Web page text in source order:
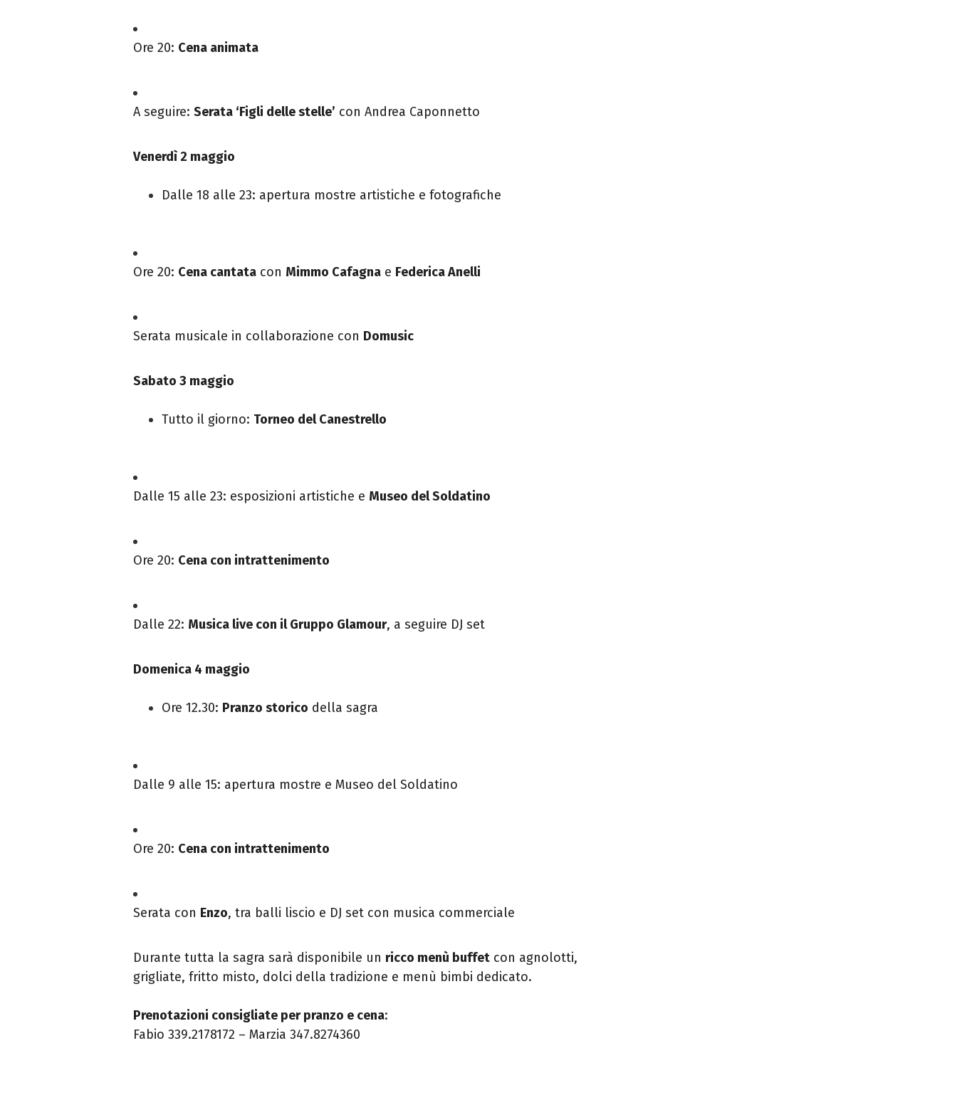
Ore 20: Cena animata
A seguire: Serata ‘Figli delle stelle’ con Andrea Caponnetto
Venerdì 2 maggio
Dalle 18 alle 23: apertura mostre artistiche e fotografiche
Ore 20: Cena cantata con Mimmo Cafagna e Federica Anelli
Serata musicale in collaborazione con Domusic
Sabato 3 maggio
Tutto il giorno: Torneo del Canestrello
Dalle 15 alle 23: esposizioni artistiche e Museo del Soldatino
Ore 20: Cena con intrattenimento
Dalle 22: Musica live con il Gruppo Glamour, a seguire DJ set
Domenica 4 maggio
Ore 12.30: Pranzo storico della sagra
Dalle 9 alle 15: apertura mostre e Museo del Soldatino
Ore 20: Cena con intrattenimento
Serata con Enzo, tra balli liscio e DJ set con musica commerciale
Durante tutta la sagra sarà disponibile un ricco menù buffet con agnolotti,
grigliate, fritto misto, dolci della tradizione e menù bimbi dedicato.
Prenotazioni consigliate per pranzo e cena:
Fabio 339.2178172 – Marzia 347.8274360